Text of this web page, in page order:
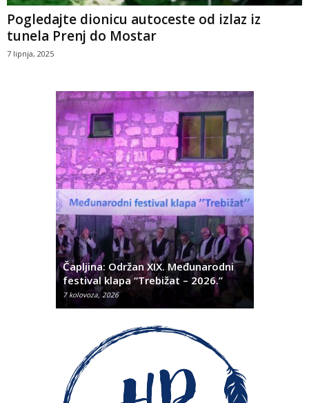
Pogledajte dionicu autoceste od izlaz iz
tunela Prenj do Mostar
7 lipnja, 2025
Čapljina: Održan XIX. Međunarodni
festival klapa “Trebižat – 2026.”
7 kolovoza, 2026